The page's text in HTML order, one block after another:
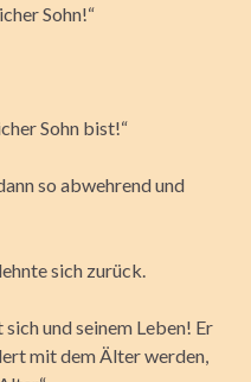
Sohn!“
Sohn bist!“
so abwehrend und
sich zurück.
und seinem Leben! Er
mit dem Älter werden,